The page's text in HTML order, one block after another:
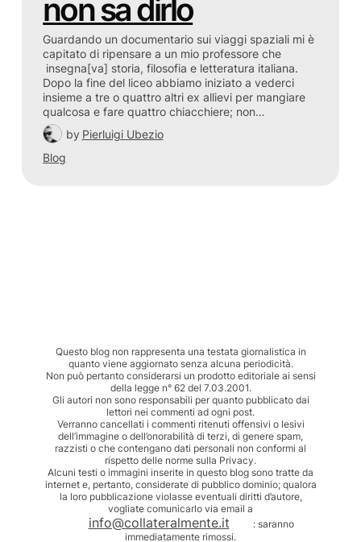
non sa dirlo
Guardando un documentario sui viaggi spaziali mi è
capitato di ripensare a un mio professore che
insegna[va] storia, filosofia e letteratura italiana.
Dopo la fine del liceo abbiamo iniziato a vederci
insieme a tre o quattro altri ex allievi per mangiare
qualcosa e fare quattro chiacchiere; non…
by Pierluigi Ubezio
Blog
Questo blog non rappresenta una testata giornalistica in
quanto viene aggiornato senza alcuna periodicità.
Non può pertanto considerarsi un prodotto editoriale ai sensi
della legge n° 62 del 7.03.2001.
Gli autori non sono responsabili per quanto pubblicato dai
lettori nei commenti ad ogni post.
Verranno cancellati i commenti ritenuti offensivi o lesivi
dell’immagine o dell’onorabilità di terzi, di genere spam,
razzisti o che contengano dati personali non conformi al
rispetto delle norme sulla Privacy.
Alcuni testi o immagini inserite in questo blog sono tratte da
internet e, pertanto, considerate di pubblico dominio; qualora
la loro pubblicazione violasse eventuali diritti d’autore,
vogliate comunicarlo via email a
info@collateralmente.it
: saranno
immediatamente rimossi.